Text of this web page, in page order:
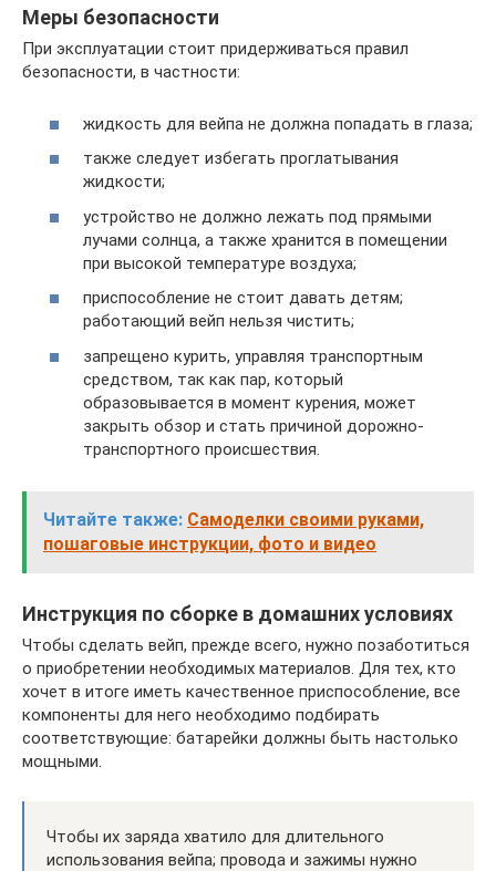
Меры безопасности
При эксплуатации стоит придерживаться правил
безопасности, в частности:
жидкость для вейпа не должна попадать в глаза;
также следует избегать проглатывания
жидкости;
устройство не должно лежать под прямыми
лучами солнца, а также хранится в помещении
при высокой температуре воздуха;
приспособление не стоит давать детям;
работающий вейп нельзя чистить;
запрещено курить, управляя транспортным
средством, так как пар, который
образовывается в момент курения, может
закрыть обзор и стать причиной дорожно-
транспортного происшествия.
Читайте также: Самоделки своими руками,
пошаговые инструкции, фото и видео
Инструкция по сборке в домашних условиях
Чтобы сделать вейп, прежде всего, нужно позаботиться
о приобретении необходимых материалов. Для тех, кто
хочет в итоге иметь качественное приспособление, все
компоненты для него необходимо подбирать
соответствующие: батарейки должны быть настолько
мощными.
Чтобы их заряда хватило для длительного
использования вейпа; провода и зажимы нужно